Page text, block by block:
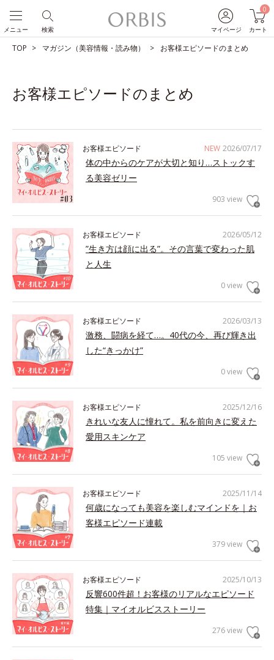
マイページ
0
カート
検索
メニュー
TOP マガジン（美容情報・読み物） お客様エピソードのまとめ
お客様エピソードのまとめ
NEW 2026/07/17
お客様エピソード
体の中からのケアが大切と知り…ストックす
る美容ゼリー
903 view
2026/05/12
お客様エピソード
”生き方は顔に出る”。その言葉で変わった肌
と人生
0 view
2026/03/13
お客様エピソード
激務、闘病を経て…。40代の今、再び輝き出
した“きっかけ”
0 view
2025/12/16
お客様エピソード
きれいな友人に憧れて。私を前向きに変えた
愛用スキンケア
105 view
2025/11/14
お客様エピソード
何歳になっても美容を楽しむマインドを｜お
客様エピソード連載
379 view
2025/10/13
お客様エピソード
反響600件超！お客様のリアルなエピソード
特集｜マイオルビスストーリー
276 view